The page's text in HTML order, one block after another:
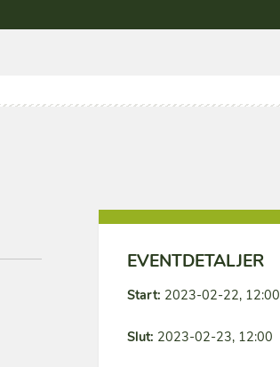
EVENTDETALJER
Start: 2023-02-22, 12:00
Slut: 2023-02-23, 12:00